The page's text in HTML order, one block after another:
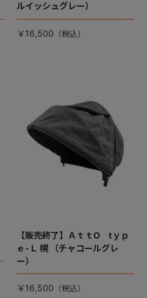
ルイッシュグレー）
￥16,500
【販売終了】ＡｔｔO tｙｐ
ｅ-Ｌ 幌 （チャコールグレ
ー）
￥16,500